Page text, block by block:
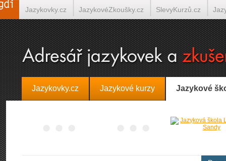
Jazykovky.cz Jazykové kurzy Jazykové
Jazykovky.cz JazykovéZkoušky.cz SlevyKurzů.cz
Španělština on-line Italština on-line Tlumočení-